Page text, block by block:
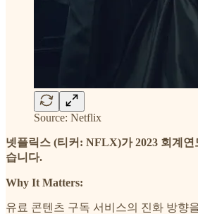
Source: Netflix
넷플릭스 (티커: NFLX)가 2023 회계
습니다.
Why It Matters:
유료 콘텐츠 구독 서비스의 진화 방향